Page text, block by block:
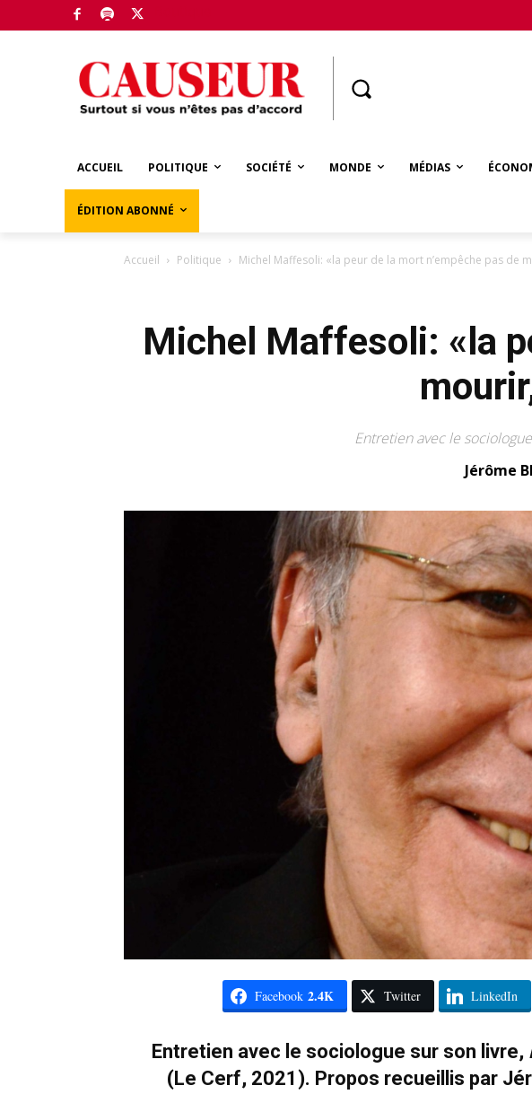
ACCUEIL POLITIQUE SOCIÉTÉ MONDE MÉDIAS
ÉDITION ABONNÉ
Accueil Politique Michel Maffesoli: «la peur de la mort n’empêche pas de
Michel Maffesoli: «la
Entretien avec le
Jérôme
Facebook 2.4K Twitter LinkedIn
Entretien avec le sociologue sur son livre,
(Le Cerf, 2021). Propos recueillis par